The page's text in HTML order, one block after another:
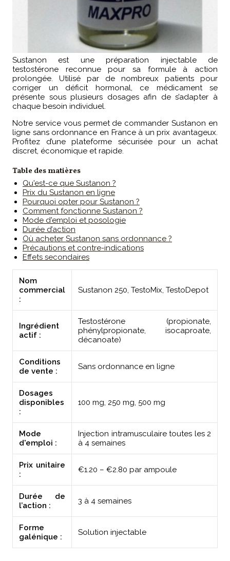
Sustanon est une préparation injectable de
testostérone reconnue pour sa formule à action
prolongée. Utilisé par de nombreux patients pour
corriger un déficit hormonal, ce médicament se
présente sous plusieurs dosages afin de s’adapter à
chaque besoin individuel.
Notre service vous permet de commander Sustanon en
ligne sans ordonnance en France à un prix avantageux.
Profitez d’une plateforme sécurisée pour un achat
discret, économique et rapide.
Table des matières
Qu'est-ce que Sustanon ?
Prix du Sustanon en ligne
Pourquoi opter pour Sustanon ?
Comment fonctionne Sustanon ?
Mode d'emploi et posologie
Durée d’action
Où acheter Sustanon sans ordonnance ?
Précautions et contre-indications
Effets secondaires
Nom
commercial
:
Sustanon 250, TestoMix, TestoDepot
Ingrédient
actif :
Testostérone (propionate,
phénylpropionate, isocaproate,
décanoate)
Conditions
de vente :
Sans ordonnance en ligne
Dosages
disponibles
:
100 mg, 250 mg, 500 mg
Mode
d'emploi :
Injection intramusculaire toutes les 2
à 4 semaines
Prix unitaire
:
€1.20 – €2.80 par ampoule
Durée de
l’action :
3 à 4 semaines
Forme
galénique :
Solution injectable